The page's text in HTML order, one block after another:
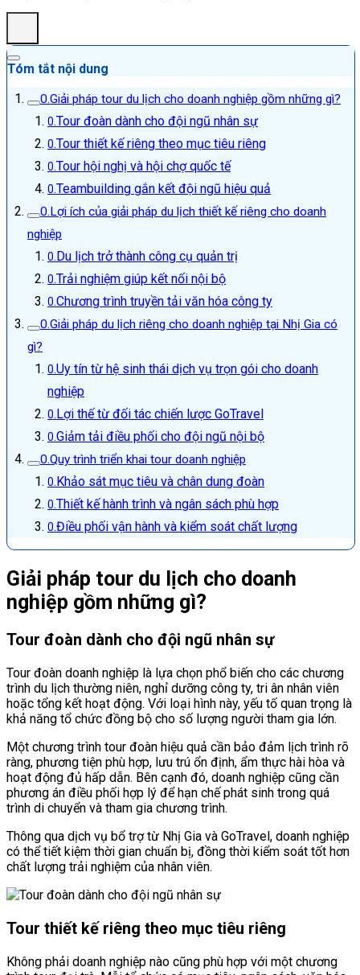
Tóm tắt nội dung
Giải pháp tour du lịch cho doanh nghiệp gồm những gì?
Tour đoàn dành cho đội ngũ nhân sự
Tour thiết kế riêng theo mục tiêu riêng
Tour hội nghị và hội chợ quốc tế
Teambuilding gắn kết đội ngũ hiệu quả
Lợi ích của giải pháp du lịch thiết kế riêng cho doanh
nghiệp
Du lịch trở thành công cụ quản trị
Trải nghiệm giúp kết nối nội bộ
Chương trình truyền tải văn hóa công ty
Giải pháp du lịch riêng cho doanh nghiệp tại Nhị Gia có
gì?
Uy tín từ hệ sinh thái dịch vụ trọn gói cho doanh
nghiệp
Lợi thế từ đối tác chiến lược GoTravel
Giảm tải điều phối cho đội ngũ nội bộ
Quy trình triển khai tour doanh nghiệp
Khảo sát mục tiêu và chân dung đoàn
Thiết kế hành trình và ngân sách phù hợp
Điều phối vận hành và kiểm soát chất lượng
Giải pháp tour du lịch cho doanh
nghiệp gồm những gì?
Tour đoàn dành cho đội ngũ nhân sự
Tour đoàn doanh nghiệp là lựa chọn phổ biến cho các chương
trình du lịch thường niên, nghỉ dưỡng công ty, tri ân nhân viên
hoặc tổng kết hoạt động. Với loại hình này, yếu tố quan trọng là
khả năng tổ chức đồng bộ cho số lượng người tham gia lớn.
Một chương trình tour đoàn hiệu quả cần bảo đảm lịch trình rõ
ràng, phương tiện phù hợp, lưu trú ổn định, ẩm thực hài hòa và
hoạt động đủ hấp dẫn. Bên cạnh đó, doanh nghiệp cũng cần
phương án điều phối hợp lý để hạn chế phát sinh trong quá
trình di chuyển và tham gia chương trình.
Thông qua dịch vụ bổ trợ từ Nhị Gia và GoTravel, doanh nghiệp
có thể tiết kiệm thời gian chuẩn bị, đồng thời kiểm soát tốt hơn
chất lượng trải nghiệm của nhân viên.
Tour thiết kế riêng theo mục tiêu riêng
Không phải doanh nghiệp nào cũng phù hợp với một chương